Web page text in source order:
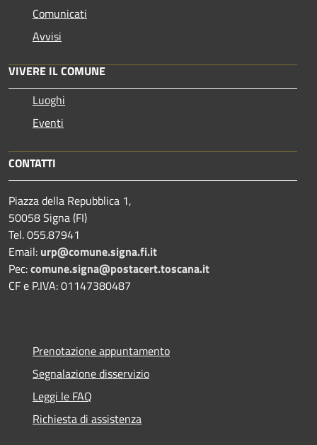
Comunicati
Avvisi
VIVERE IL COMUNE
Luoghi
Eventi
CONTATTI
Piazza della Repubblica 1,
50058 Signa (FI)
Tel. 055.87941
Email: urp@comune.signa.fi.it
Pec:comune.signa@postacert.toscana.it
CF e P.IVA: 01147380487
Prenotazione appuntamento
Segnalazione disservizio
Leggi le FAQ
Richiesta di assistenza